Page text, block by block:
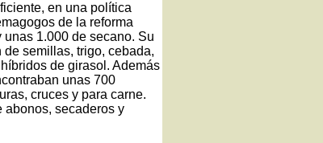
en una política
de la reforma
1.000 de secano. Su
semillas, trigo, cebada,
de girasol. Además
unas 700
cruces y para carne.
abonos, secaderos y